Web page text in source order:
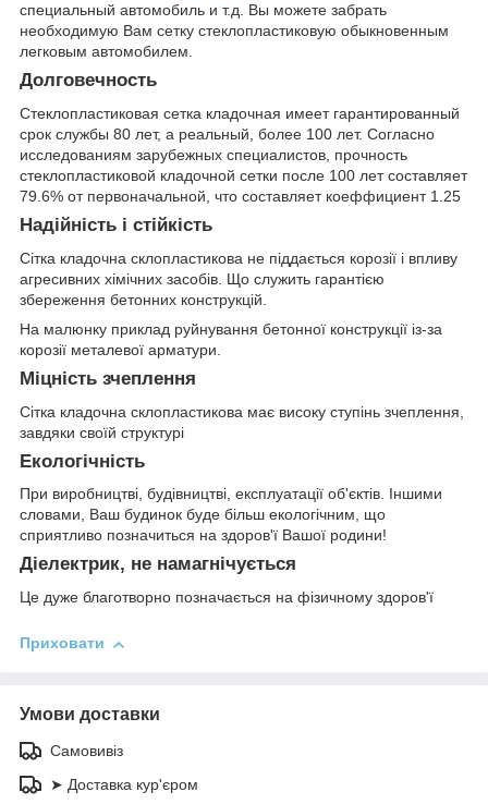
специальный автомобиль и т.д. Вы можете забрать
необходимую Вам сетку стеклопластиковую обыкновенным
легковым автомобилем.
Долговечность
Стеклопластиковая сетка кладочная имеет гарантированный
срок службы 80 лет, а реальный, более 100 лет. Согласно
исследованиям зарубежных специалистов, прочность
стеклопластиковой кладочной сетки после 100 лет составляет
79.6% от первоначальной, что составляет коеффициент 1.25
Надійність і стійкість
Сітка кладочна склопластикова не піддається корозії і впливу
агресивних хімічних засобів. Що служить гарантією
збереження бетонних конструкцій.
На малюнку приклад руйнування бетонної конструкції із-за
корозії металевої арматури.
Міцність зчеплення
Сітка кладочна склопластикова має високу ступінь зчеплення,
завдяки своїй структурі
Екологічність
При виробництві, будівництві, експлуатації об'єктів. Іншими
словами, Ваш будинок буде більш екологічним, що
сприятливо позначиться на здоров'ї Вашої родини!
Діелектрик, не намагнічується
Це дуже благотворно позначається на фізичному здоров'ї
Приховати
Умови доставки
Самовивіз
➤ Доставка кур'єром